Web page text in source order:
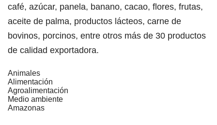
café, azúcar, panela, banano, cacao, flores, frutas,
aceite de palma, productos lácteos, carne de
bovinos, porcinos, entre otros más de 30 productos
de calidad exportadora.
Animales
Alimentación
Agroalimentación
Medio ambiente
Amazonas